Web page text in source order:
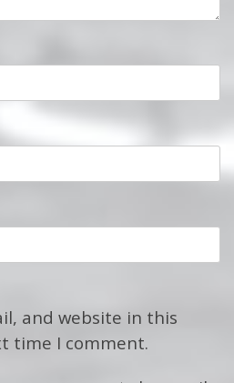
and website in this
time I comment.